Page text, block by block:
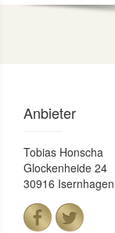
Anbieter
Tobias Honscha
Glockenheide 24
30916 Isernhagen